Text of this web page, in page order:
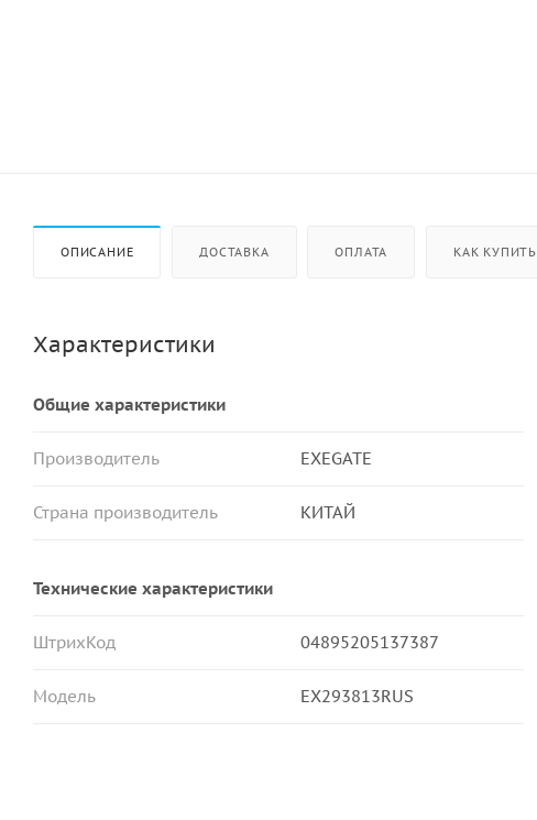
ОПИСАНИЕ ДОСТАВКА ОПЛАТА КАК КУПИТЬ
Характеристики
Общие характеристики
Производитель EXEGATE
Страна производитель КИТАЙ
Технические характеристики
ШтрихКод 04895205137387
Модель EX293813RUS